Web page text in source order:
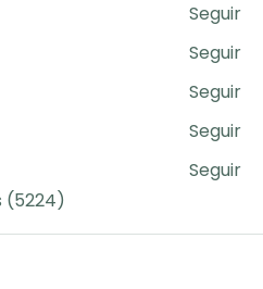
Seguir
Seguir
Seguir
Seguir
Seguir
(5224)